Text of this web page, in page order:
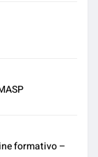
formativo –